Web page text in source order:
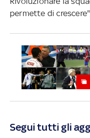
permette di
Segui tutti gli